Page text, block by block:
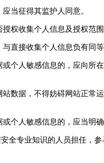
当征得其监护人同意。
权收集个人信息及授权范
直接收集个人信息负有同等
个人敏感信息的，应向所
数据，不得妨碍网站正常
个人敏感信息的，应当明确
全专业知识的人员担任，